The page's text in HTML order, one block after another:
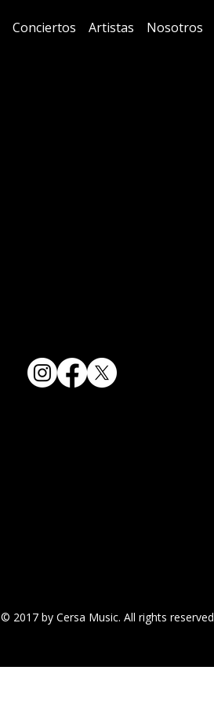
Conciertos Artistas Nosotros
© 2017 by Cersa Music. All rights reserved